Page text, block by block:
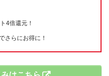
4倍還元！
さらにお得に！